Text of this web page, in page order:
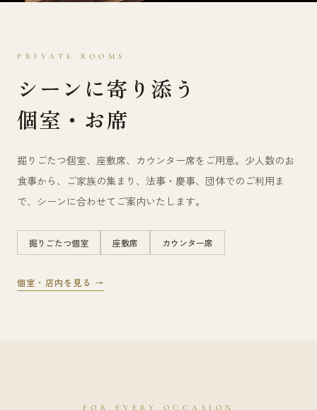
PRIVATE ROOMS
シーンに寄り添う
個室・お席
掘りごたつ個室、座敷席、カウンター席をご用意。少人数のお
食事から、ご家族の集まり、法事・慶事、団体でのご利用ま
で、シーンに合わせてご案内いたします。
掘りごたつ個室 座敷席 カウンター席
個室・店内を見る →
FOR EVERY OCCASION